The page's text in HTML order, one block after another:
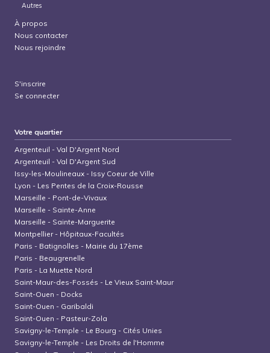
Autres
À propos
Nous contacter
Nous rejoindre
S'inscrire
Se connecter
Votre quartier
Argenteuil -Val D'Argent Nord
Argenteuil -Val D'Argent Sud
Issy-les-Moulineaux - Issy Coeur de Ville
Lyon - Les Pentes de la Croix-Rousse
Marseille - Pont-de-Vivaux
Marseille - Sainte-Anne
Marseille - Sainte-Marguerite
Montpellier- Hôpitaux-Facultés
Paris - Batignolles - Mairie du 17ème
Paris - Beaugrenelle
Paris - La Muette Nord
Saint-Maur-des-Fossés - Le Vieux Saint-Maur
Saint-Ouen - Docks
Saint-Ouen - Garibaldi
Saint-Ouen - Pasteur-Zola
Savigny-le-Temple - Le Bourg - Cités Unies
Savigny-le-Temple - Les Droits de l'Homme